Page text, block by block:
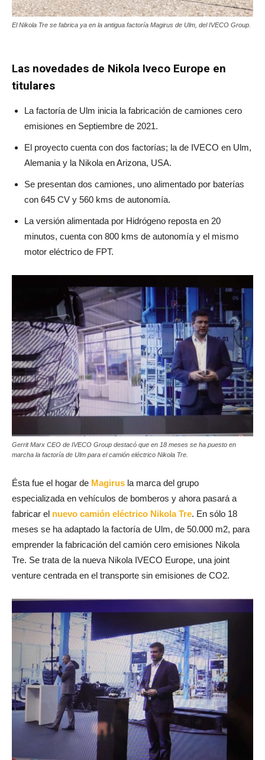
El Nikola Tre se fabrica ya en la antigua factoría Magirus de Ulm, del IVECO Group.
Las novedades de Nikola Iveco Europe en
titulares
La factoría de Ulm inicia la fabricación de camiones cero
emisiones en Septiembre de 2021.
El proyecto cuenta con dos factorías; la de IVECO en Ulm,
Alemania y la Nikola en Arizona, USA.
Se presentan dos camiones, uno alimentado por baterías
con 645 CV y 560 kms de autonomía.
La versión alimentada por Hidrógeno reposta en 20
minutos, cuenta con 800 kms de autonomía y el mismo
motor eléctrico de FPT.
Gerrit Marx CEO de IVECO Group destacó que en 18 meses se ha puesto en
marcha la factoría de Ulm para el camión eléctrico Nikola Tre.
Ésta fue el hogar de Magirus la marca del grupo
especializada en vehículos de bomberos y ahora pasará a
fabricar el nuevo camión eléctrico Nikola Tre. En sólo 18
meses se ha adaptado la factoría de Ulm, de 50.000 m2, para
emprender la fabricación del camión cero emisiones Nikola
Tre. Se trata de la nueva Nikola IVECO Europe, una joint
venture centrada en el transporte sin emisiones de CO2.